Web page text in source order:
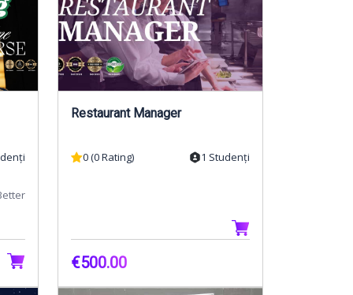
Restaurant Manager
0 (0 Rating) 1 Studenți
€500.00